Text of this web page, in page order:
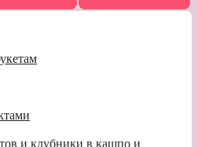
и клубники в кашпо и